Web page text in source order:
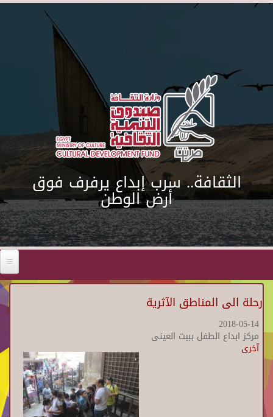
Skip to main content
الثقافة.. سرب إبداع يرفرف فوق
أرض الوطن
رحلة الى المناطق الآثرية
2018-05-14
مركز ابداع الطفل ببيت العينى
آخرى